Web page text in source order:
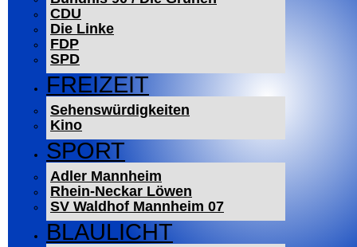
CDU
Die Linke
FDP
SPD
FREIZEIT
Sehenswürdigkeiten
Kino
SPORT
Adler Mannheim
Rhein-Neckar Löwen
SV Waldhof Mannheim 07
BLAULICHT